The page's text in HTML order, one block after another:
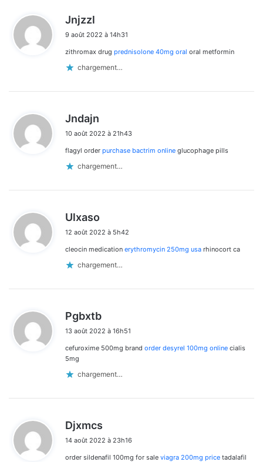
Jnjzzl
t
9 août 2022 à 14h31
zithromax drug prednisolone 40mg oral oral metformin
chargement…
Jndajn
t
10 août 2022 à 21h43
flagyl order purchase bactrim online glucophage pills
chargement…
Ulxaso
t
12 août 2022 à 5h42
cleocin medication erythromycin 250mg usa rhinocort ca
chargement…
Pgbxtb
t
13 août 2022 à 16h51
cefuroxime 500mg brand order desyrel 100mg online cialis
5mg
chargement…
Djxmcs
t
14 août 2022 à 23h16
order sildenafil 100mg for sale viagra 200mg price tadalafil